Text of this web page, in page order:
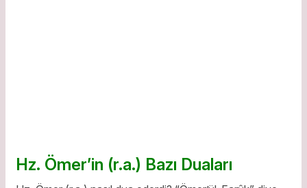
Hz. Ömer’in (r.a.) Bazı Duaları